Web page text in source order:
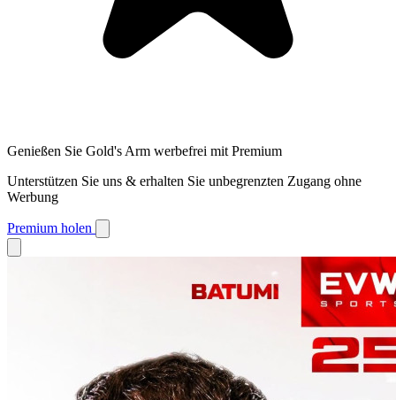
Genießen Sie Gold's Arm werbefrei mit Premium
Unterstützen Sie uns & erhalten Sie unbegrenzten Zugang ohne
Werbung
Premium holen